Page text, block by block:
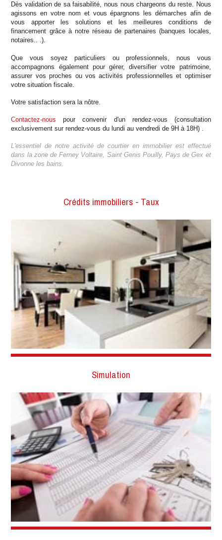
Dès validation de sa faisabilité, nous nous chargeons du reste. Nous
agissons en votre nom et vous épargnons les démarches afin de
vous apporter les solutions et les meilleures conditions de
financement grâce à notre réseau de partenaires (banques locales,
notaires.. .).
Que vous soyez particuliers ou professionnels, nous vous
accompagnons également pour gérer, diversifier votre patrimoine,
assurer vos proches ou vos activités professionnelles et optimiser
votre situation fiscale.
Votre satisfaction sera la nôtre.
Contactez-nous pour convenir d'un rendez-vous (consultation
exclusivement sur rendez-vous du lundi au vendredi de 9H à 18H) .
L'essentiel de notre activité de courtier en immobilier est effectué
dans la zone de Ferney Voltaire, Saint Genis Pouilly, Pays de Gex et
Divonne les bains.
Crédits immobiliers - Taux
Simulation